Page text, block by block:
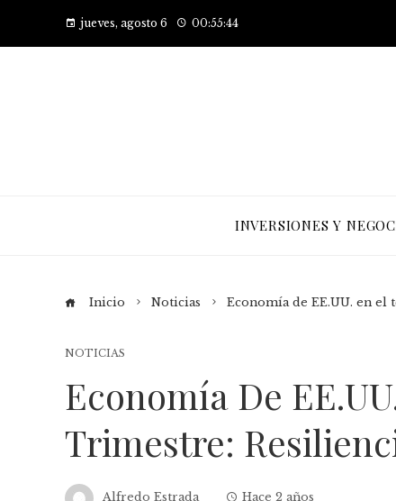
jueves, agosto 6 00:55:44
INVERSIONES Y
Inicio Noticias Economía de EE.UU. en
NOTICIAS
Economía De
Trimestre:
Alfredo Estrada Hace 2 años